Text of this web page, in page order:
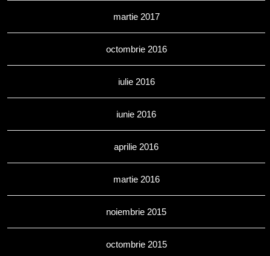
martie 2017
octombrie 2016
iulie 2016
iunie 2016
aprilie 2016
martie 2016
noiembrie 2015
octombrie 2015